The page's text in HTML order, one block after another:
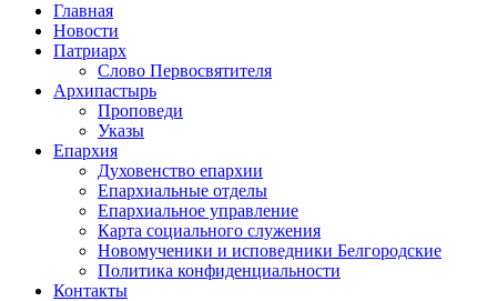
Главная
Новости
Патриарх
Слово Первосвятителя
Архипастырь
Проповеди
Указы
Епархия
Духовенство епархии
Епархиальные отделы
Епархиальное управление
Карта социального служения
Новомученики и исповедники Белгородские
Политика конфиденциальности
Контакты